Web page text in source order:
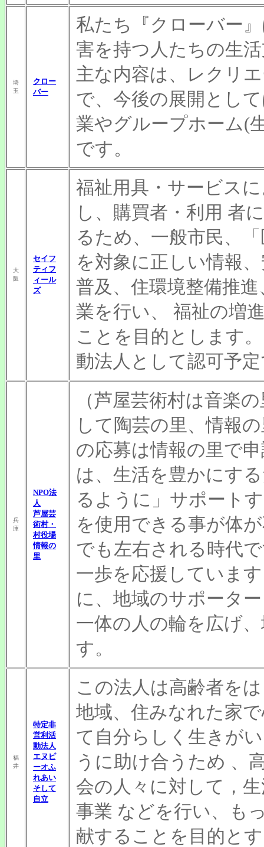
埼
玉
クロー
バー
私たち『クローバー
害を持つ人たちの生
主な内容は、レクリ
で、今後の展開とし
業やグループホーム(
です。
大
阪
セイフ
ティフ
ィール
ズ
福祉用具・サービス
し、購買者・利用 者
るため、一般市民、
を対象に正しい情報
普及、住環境整備推
業を行い、 福祉の増
ことを目的とします
動法人として認可予
兵
庫
NPO法
人
芦屋芸
術村・
村役場
情報の
里
（芦屋芸術村は音楽
して陶芸の里、情
の応募は情報の里で
は、生活を豊かにす
るように」サポート
を使用できる事が体
でも左右される時代
一歩を応援していま
に、地域のサポータ
一体の人の輪を広げ
す。
福
井
特定非
営利活
動法人
エヌピ
ーオふ
れあい
そして
自立
この法人は高齢者を
地域、住みなれた家
て自分らしく生きが
うに助け合うため 、
会の人々に対して，
事業 などを行い、も
献することを目的と